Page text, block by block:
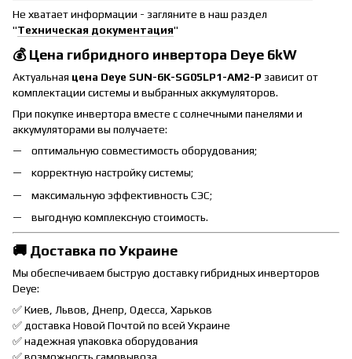
Не хватает информации - загляните в наш раздел
"Техническая документация"
💰 Цена гибридного инвертора Deye 6kW
Актуальная цена Deye SUN-6K-SG05LP1-AM2-P зависит от
комплектации системы и выбранных аккумуляторов.
При покупке инвертора вместе с солнечными панелями и
аккумуляторами вы получаете:
оптимальную совместимость оборудования;
корректную настройку системы;
максимальную эффективность СЭС;
выгодную комплексную стоимость.
🚚 Доставка по Украине
Мы обеспечиваем быструю доставку гибридных инверторов
Deye:
✅ Киев, Львов, Днепр, Одесса, Харьков
✅ доставка Новой Почтой по всей Украине
✅ надежная упаковка оборудования